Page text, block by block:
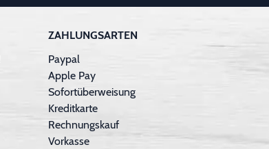
ZAHLUNGSARTEN
Paypal
Apple Pay
Sofortüberweisung
Kreditkarte
Rechnungskauf
Vorkasse